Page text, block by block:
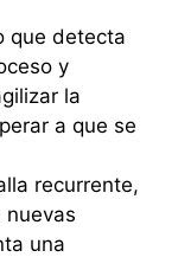
que detecta
y
la
a que se
recurrente,
nuevas
una